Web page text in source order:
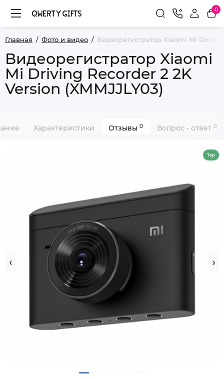
0
Главная Фото и видео Видеорегистратор Xiaomi Mi Driving
Видеорегистратор Xiaomi
Mi Driving Recorder 2 2K
Version (XMMJJLY03)
Характеристики Отзывы 0 Вопрос - ответ 0
Top